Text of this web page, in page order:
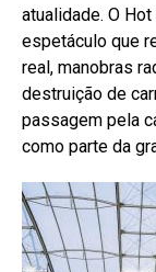
atualidade. O
espetáculo que
real, manobras
destruição de
passagem pela
como parte da